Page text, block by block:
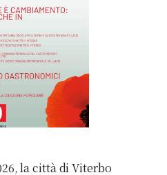
la città di Viterbo